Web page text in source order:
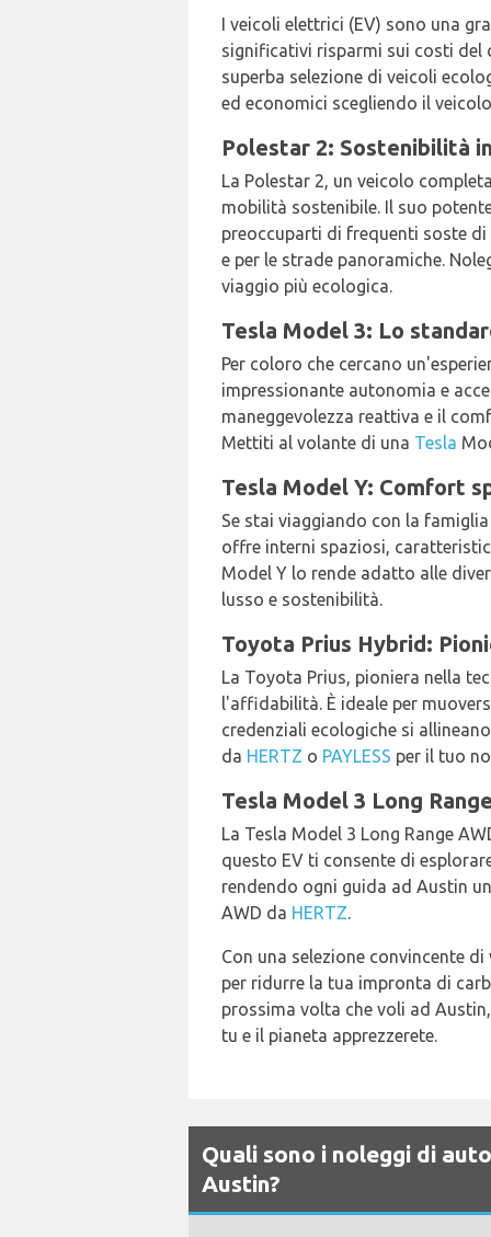
I veicoli elettrici (EV) sono una
significativi risparmi sui costi del
superba selezione di veicoli
ed economici scegliendo il
Polestar 2: Sostenibilità
La Polestar 2, un veicolo
mobilità sostenibile. Il suo
preoccuparti di frequenti soste
e per le strade panoramiche.
viaggio più ecologica.
Tesla Model 3: Lo
Per coloro che cercano
impressionante autonomia e
maneggevolezza reattiva e il
Mettiti al volante di una Tesla
Tesla Model Y: Comfort
Se stai viaggiando con la
offre interni spaziosi,
Model Y lo rende adatto alle
lusso e sostenibilità.
Toyota Prius Hybrid:
La Toyota Prius, pioniera nella
l'affidabilità. È ideale per
credenziali ecologiche si
da HERTZ o PAYLESS per il tuo
Tesla Model 3 Long
La Tesla Model 3 Long Range
questo EV ti consente di
rendendo ogni guida ad Austin
AWD da HERTZ.
Con una selezione convincente
per ridurre la tua impronta di
prossima volta che voli ad
tu e il pianeta apprezzerete.
Quali sono i noleggi di
Austin?